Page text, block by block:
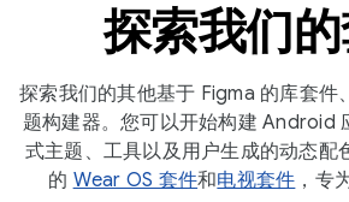
探索我们
探索我们的其他基于 Figma 的库套件
题构建器。您可以开始构建 Android
式主题、工具以及用户生成的动态配
的 Wear OS 套件和电视套件 ，专